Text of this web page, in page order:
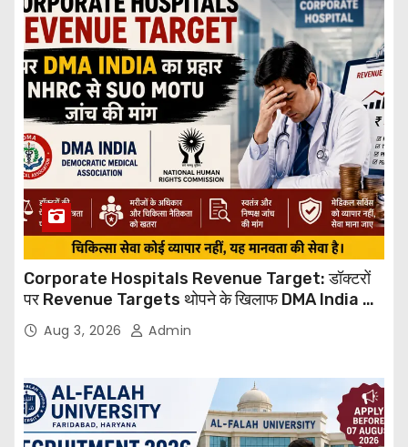
Corporate Hospitals Revenue Target: डॉक्टरों
पर Revenue Targets थोपने के खिलाफ DMA India का
बड़ा कदम, NHRC से Suo Motu जांच की मांग
Aug 3, 2026 Admin